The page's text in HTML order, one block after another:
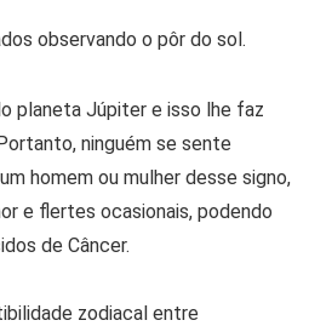
planeta Júpiter e isso lhe faz
ninguém se sente
homem ou mulher desse signo,
e flertes ocasionais, podendo
de Câncer.
zodiacal entre